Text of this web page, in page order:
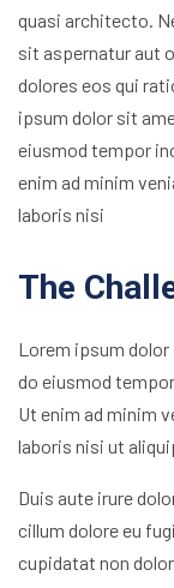
quasi architecto.
sit aspernatur aut
dolores eos qui
ipsum dolor sit
eiusmod tempor
enim ad minim
laboris nisi
The
Lorem ipsum
do eiusmod
Ut enim ad minim
laboris nisi ut
Duis aute irure
cillum dolore eu
cupidatat non